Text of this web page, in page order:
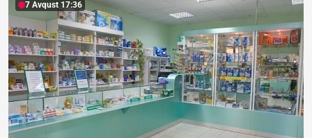
7 Avqust 17:36